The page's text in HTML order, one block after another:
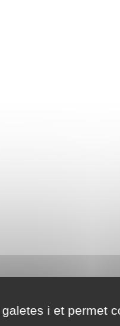
i et permet